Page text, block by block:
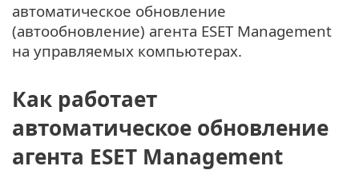
автоматическое обновление
(автообновление) агента ESET Management
на управляемых компьютерах.
Как работает
автоматическое обновление
агента ESET Management